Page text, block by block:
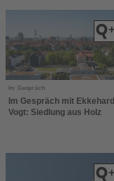
Im Gespräch
Im Gespräch mit Ekkehard
Vogt: Siedlung aus Holz